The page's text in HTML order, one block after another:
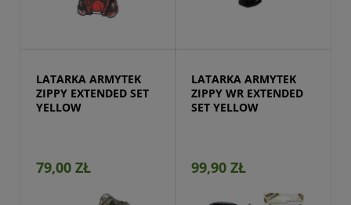
LATARKA ARMYTEK
ZIPPY EXTENDED SET
YELLOW
79,00 ZŁ
LATARKA ARMYTEK
ZIPPY WR EXTENDED
SET YELLOW
99,90 ZŁ